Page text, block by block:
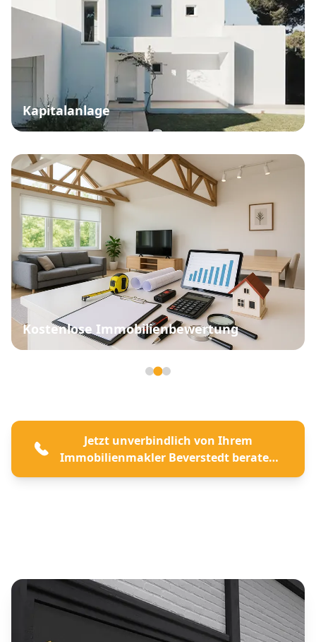
Kapitalanlage
Kostenlose Immobilienbewertung
Jetzt unverbindlich von Ihrem
Immobilienmakler Beverstedt beraten
lassen